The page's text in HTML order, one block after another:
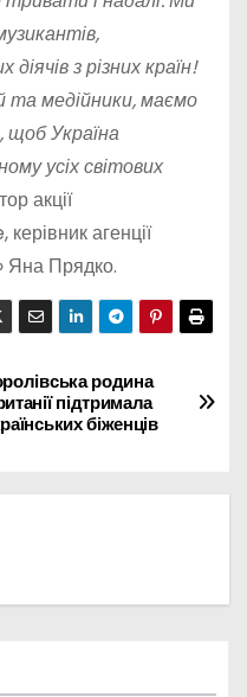
з різних країн!
та медійники, маємо
Україна
усіх світових
акції
агенції
Прядко.
родина
підтримала
біженців